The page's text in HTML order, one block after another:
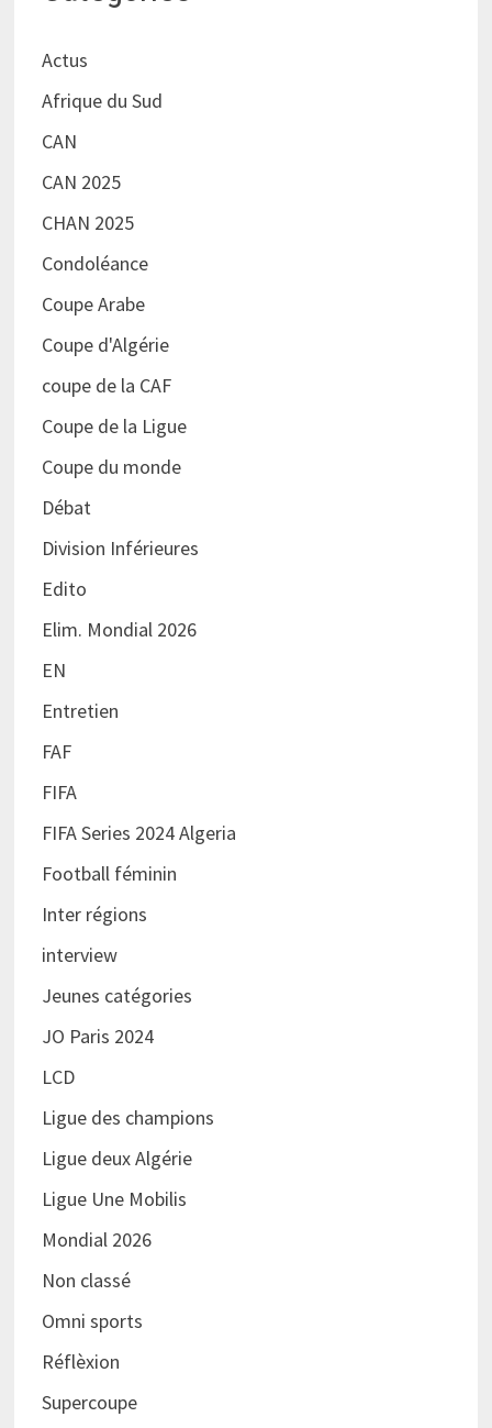
Actus
Afrique du Sud
CAN
CAN 2025
CHAN 2025
Condoléance
Coupe Arabe
Coupe d'Algérie
coupe de la CAF
Coupe de la Ligue
Coupe du monde
Débat
Division Inférieures
Edito
Elim. Mondial 2026
EN
Entretien
FAF
FIFA
FIFA Series 2024 Algeria
Football féminin
Inter régions
interview
Jeunes catégories
JO Paris 2024
LCD
Ligue des champions
Ligue deux Algérie
Ligue Une Mobilis
Mondial 2026
Non classé
Omni sports
Réflèxion
Supercoupe